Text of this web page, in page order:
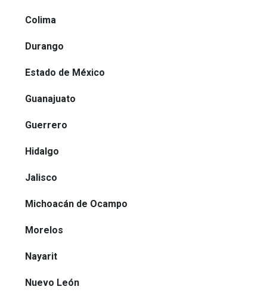
Colima
Durango
Estado de México
Guanajuato
Guerrero
Hidalgo
Jalisco
Michoacán de Ocampo
Morelos
Nayarit
Nuevo León